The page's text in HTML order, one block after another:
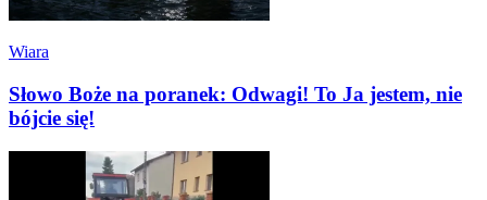
Wiara
Słowo Boże na poranek: Odwagi! To Ja jestem, nie
bójcie się!